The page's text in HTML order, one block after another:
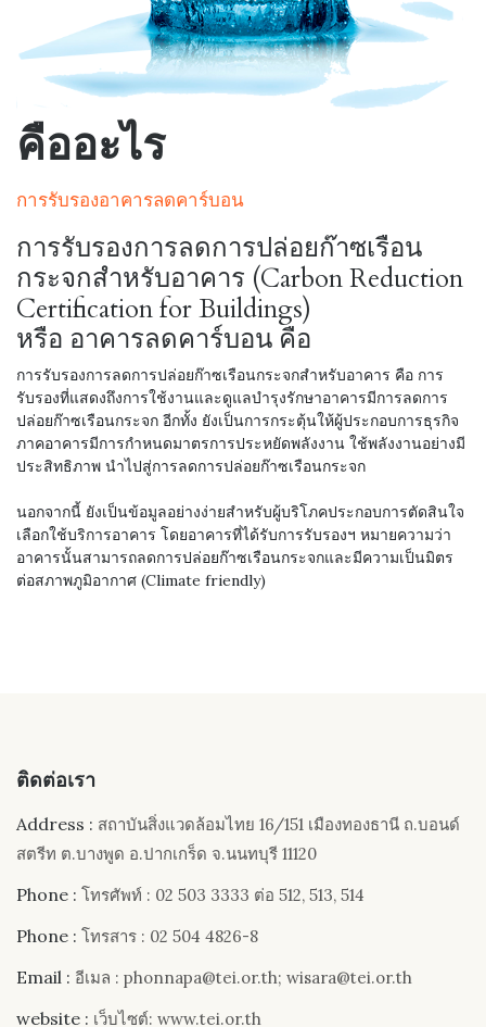
คืออะไร
การรับรองอาคารลดคาร์บอน
การรับรองการลดการปล่อยก๊าซเรือน
กระจกสำหรับอาคาร (Carbon Reduction
Certification for Buildings)
หรือ อาคารลดคาร์บอน คือ
การรับรองการลดการปล่อยก๊าซเรือนกระจกสำหรับอาคาร คือ การ
รับรองที่แสดงถึงการใช้งานและดูแลบำรุงรักษาอาคารมีการลดการ
ปล่อยก๊าซเรือนกระจก อีกทั้ง ยังเป็นการกระตุ้นให้ผู้ประกอบการธุรกิจ
ภาคอาคารมีการกำหนดมาตรการประหยัดพลังงาน ใช้พลังงานอย่างมี
ประสิทธิภาพ นำไปสู่การลดการปล่อยก๊าซเรือนกระจก
นอกจากนี้ ยังเป็นข้อมูลอย่างง่ายสำหรับผู้บริโภคประกอบการตัดสินใจ
เลือกใช้บริการอาคาร โดยอาคารที่ได้รับการรับรองฯ หมายความว่า
อาคารนั้นสามารถลดการปล่อยก๊าซเรือนกระจกและมีความเป็นมิตร
ต่อสภาพภูมิอากาศ (Climate friendly)
ติดต่อเรา
Address : สถาบันสิ่งแวดล้อมไทย 16/151 เมืองทองธานี ถ.บอนด์
สตรีท ต.บางพูด อ.ปากเกร็ด จ.นนทบุรี 11120
Phone : โทรศัพท์ : 02 503 3333 ต่อ 512, 513, 514
Phone : โทรสาร : 02 504 4826-8
Email : อีเมล : phonnapa@tei.or.th; wisara@tei.or.th
website : เว็บไซต์: www.tei.or.th